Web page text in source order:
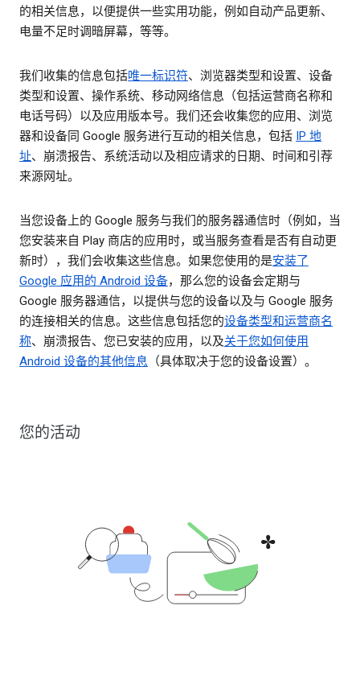
的相关信息，以便提供一些实用功能，例如自动产品更新、
电量不足时调暗屏幕，等等。
我们收集的信息包括唯一标识符、浏览器类型和设置、设备
类型和设置、操作系统、移动网络信息（包括运营商名称和
电话号码）以及应用版本号。我们还会收集您的应用、浏览
器和设备同 Google 服务进行互动的相关信息，包括 IP 地
址、崩溃报告、系统活动以及相应请求的日期、时间和引荐
来源网址。
当您设备上的 Google 服务与我们的服务器通信时（例如，当
您安装来自 Play 商店的应用时，或当服务查看是否有自动更
新时），我们会收集这些信息。如果您使用的是安装了
Google 应用的 Android 设备，那么您的设备会定期与
Google 服务器通信，以提供与您的设备以及与 Google 服务
的连接相关的信息。这些信息包括您的设备类型和运营商名
称、崩溃报告、您已安装的应用，以及关于您如何使用
Android 设备的其他信息 （具体取决于您的设备设置）。
您的活动